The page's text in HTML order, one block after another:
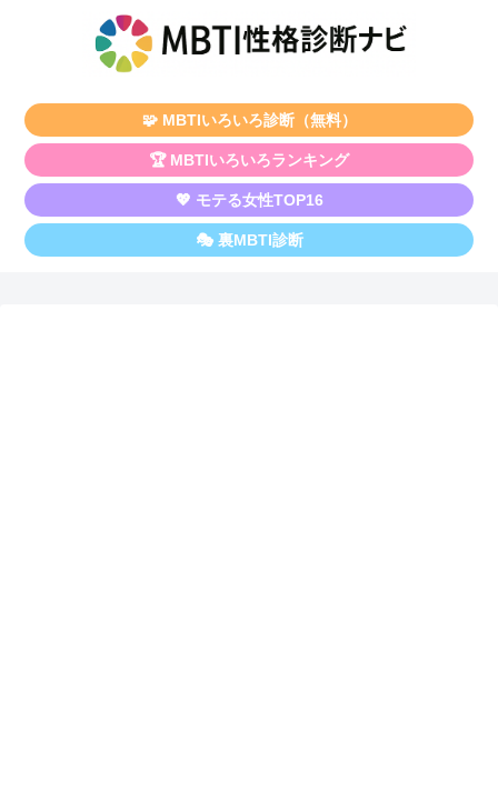
🧩 MBTIいろいろ診断（無料）
🏆 MBTIいろいろランキング
💖 モテる女性TOP16
🎭 裏MBTI診断